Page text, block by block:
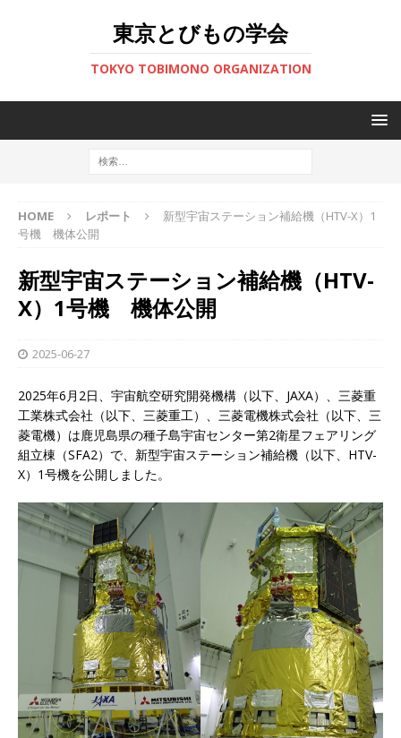
東京とびもの学会
TOKYO TOBIMONO ORGANIZATION
HOME レポート
新型宇宙ステーション補給機（HTV-X）1
号機 機体公開
新型宇宙ステーション補給機（HTV-
X）1号機 機体公開
2025-06-27
2025年6月2日、宇宙航空研究開発機構（以下、JAXA）、三菱重
工業株式会社（以下、三菱重工）、三菱電機株式会社（以下、三
菱電機）は鹿児島県の種子島宇宙センター第2衛星フェアリング
組立棟（SFA2）で、新型宇宙ステーション補給機（以下、HTV-
X）1号機を公開しました。